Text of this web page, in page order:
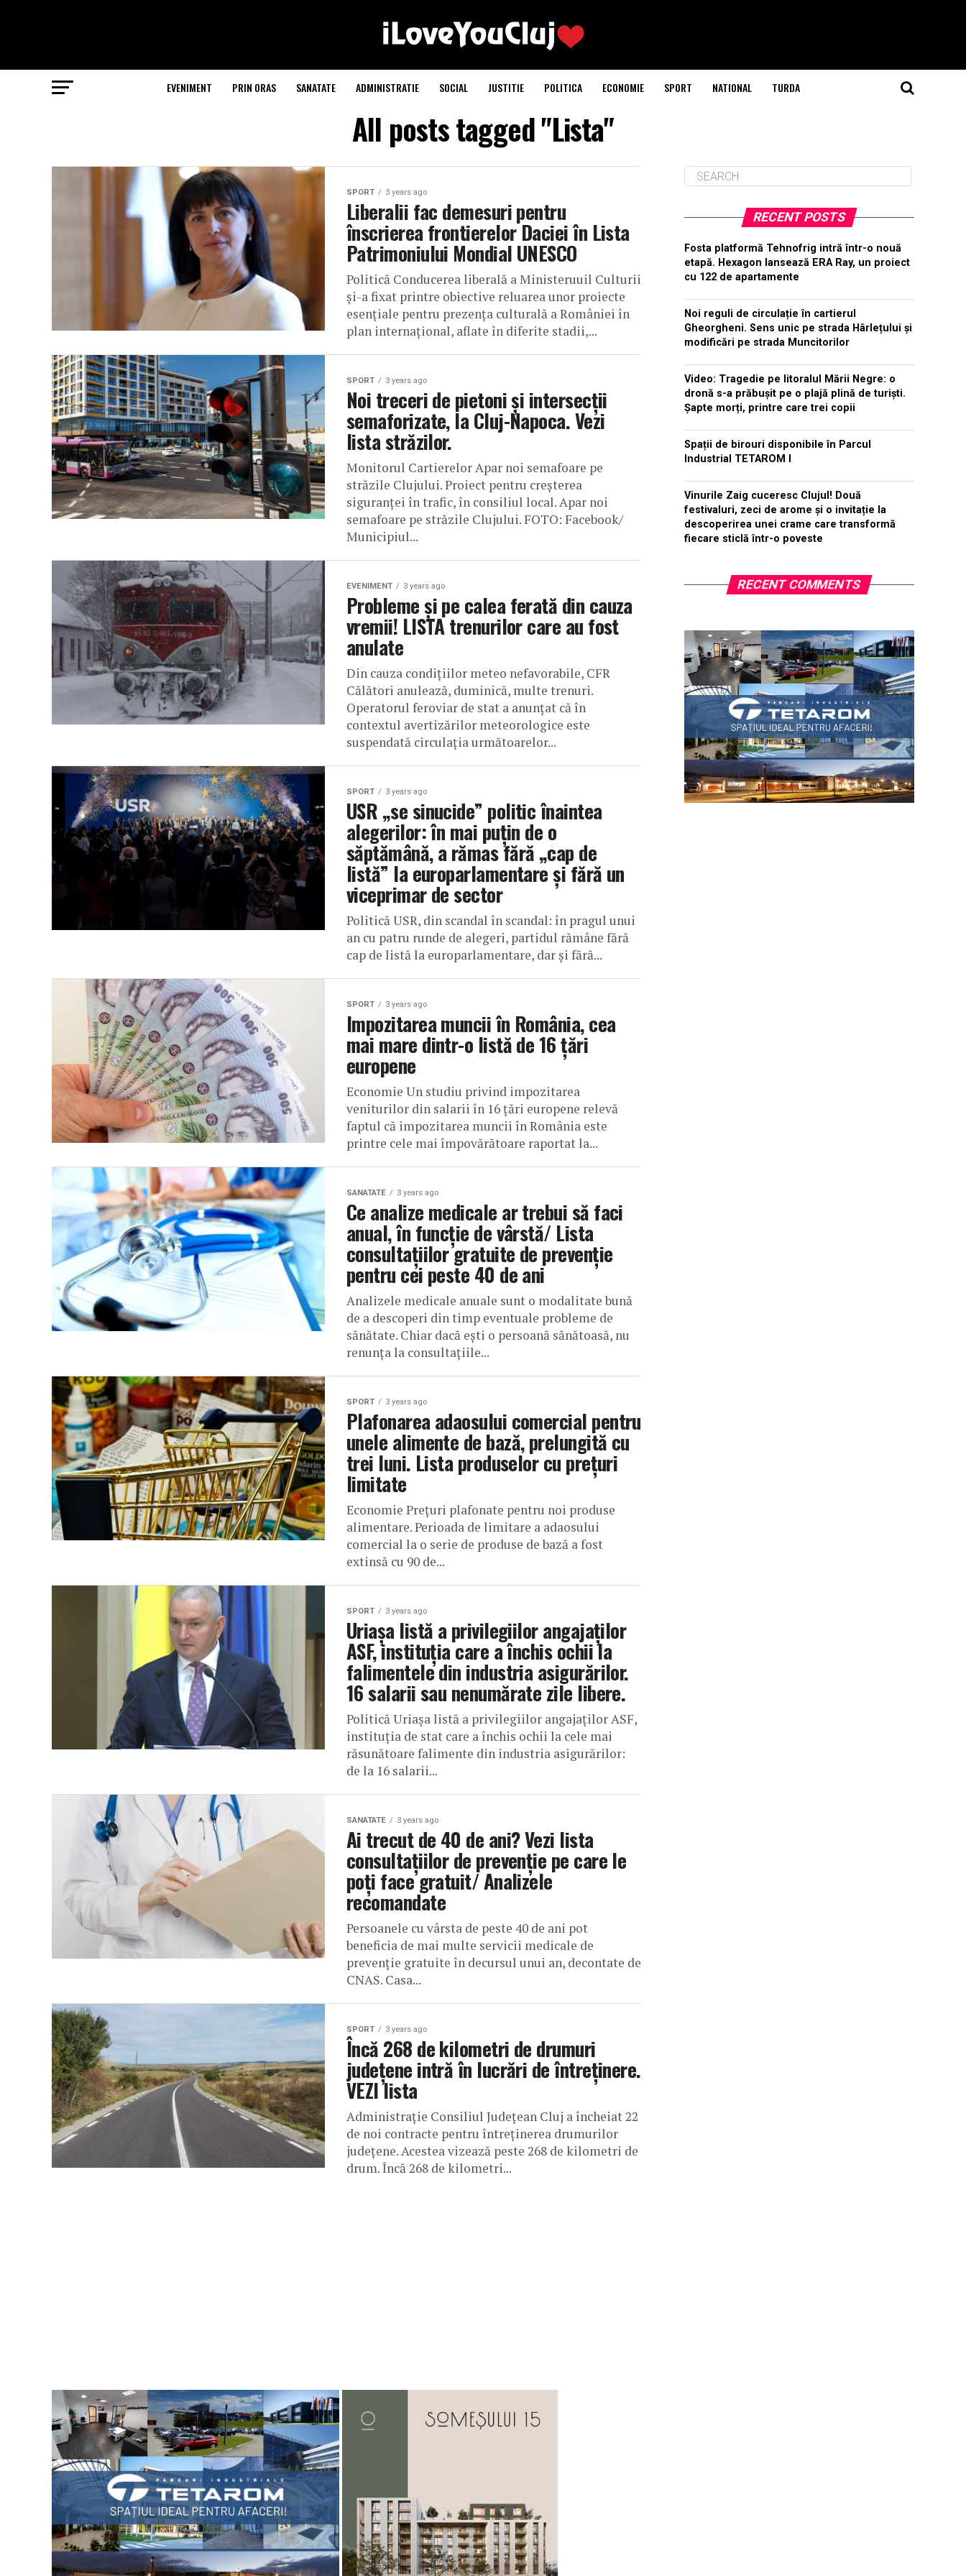
EVENIMENT PRIN ORAS SANATATE ADMINISTRATIE SOCIAL JUSTITIE POLITICA ECONOMIE SPORT NATIONAL TURDA
All posts tagged "Lista"
SPORT 3 years ago
Liberalii fac demesuri pentru
înscrierea frontierelor Daciei în Lista
Patrimoniului Mondial UNESCO
Politică Conducerea liberală a Ministeruuil Culturii
și-a fixat printre obiective reluarea unor proiecte
esențiale pentru prezența culturală a României în
plan internațional, aflate în diferite stadii,...
SPORT 3 years ago
Noi treceri de pietoni și intersecții
semaforizate, la Cluj-Napoca. Vezi
lista străzilor.
Monitorul Cartierelor Apar noi semafoare pe
străzile Clujului. Proiect pentru creșterea
siguranței în trafic, în consiliul local. Apar noi
semafoare pe străzile Clujului. FOTO: Facebook/
Municipiul...
EVENIMENT 3 years ago
Probleme și pe calea ferată din cauza
vremii! LISTA trenurilor care au fost
anulate
Din cauza condițiilor meteo nefavorabile, CFR
Călători anulează, duminică, multe trenuri.
Operatorul feroviar de stat a anunțat că în
contextul avertizărilor meteorologice este
suspendată circulația următoarelor...
SPORT 3 years ago
USR „se sinucide” politic înaintea
alegerilor: în mai puțin de o
săptămână, a rămas fără „cap de
listă” la europarlamentare și fără un
viceprimar de sector
Politică USR, din scandal în scandal: în pragul unui
an cu patru runde de alegeri, partidul rămâne fără
cap de listă la europarlamentare, dar și fără...
SPORT 3 years ago
Impozitarea muncii în România, cea
mai mare dintr-o listă de 16 țări
europene
Economie Un studiu privind impozitarea
veniturilor din salarii în 16 țări europene relevă
faptul că impozitarea muncii în România este
printre cele mai împovărătoare raportat la...
SANATATE 3 years ago
Ce analize medicale ar trebui să faci
anual, în funcție de vârstă/ Lista
consultațiilor gratuite de prevenție
pentru cei peste 40 de ani
Analizele medicale anuale sunt o modalitate bună
de a descoperi din timp eventuale probleme de
sănătate. Chiar dacă ești o persoană sănătoasă, nu
renunța la consultațiile...
SPORT 3 years ago
Plafonarea adaosului comercial pentru
unele alimente de bază, prelungită cu
trei luni. Lista produselor cu prețuri
limitate
Economie Prețuri plafonate pentru noi produse
alimentare. Perioada de limitare a adaosului
comercial la o serie de produse de bază a fost
extinsă cu 90 de...
SPORT 3 years ago
Uriașa listă a privilegiilor angajaților
ASF, instituția care a închis ochii la
falimentele din industria asigurărilor.
16 salarii sau nenumărate zile libere.
Politică Uriașa listă a privilegiilor angajaților ASF,
instituția de stat care a închis ochii la cele mai
răsunătoare falimente din industria asigurărilor:
de la 16 salarii...
SANATATE 3 years ago
Ai trecut de 40 de ani? Vezi lista
consultațiilor de prevenție pe care le
poți face gratuit/ Analizele
recomandate
Persoanele cu vârsta de peste 40 de ani pot
beneficia de mai multe servicii medicale de
prevenție gratuite în decursul unui an, decontate de
CNAS. Casa...
SPORT 3 years ago
Încă 268 de kilometri de drumuri
județene intră în lucrări de întreținere.
VEZI lista
Administrație Consiliul Județean Cluj a încheiat 22
de noi contracte pentru întreținerea drumurilor
județene. Acestea vizează peste 268 de kilometri de
drum. Încă 268 de kilometri...
RECENT POSTS
Fosta platformă Tehnofrig intră într-o nouă
etapă. Hexagon lansează ERA Ray, un proiect
cu 122 de apartamente
Noi reguli de circulație în cartierul
Gheorgheni. Sens unic pe strada Hârlețului și
modificări pe strada Muncitorilor
Video: Tragedie pe litoralul Mării Negre: o
dronă s-a prăbușit pe o plajă plină de turiști.
Șapte morți, printre care trei copii
Spații de birouri disponibile în Parcul
Industrial TETAROM I
Vinurile Zaig cuceresc Clujul! Două
festivaluri, zeci de arome și o invitație la
descoperirea unei crame care transformă
fiecare sticlă într-o poveste
RECENT COMMENTS